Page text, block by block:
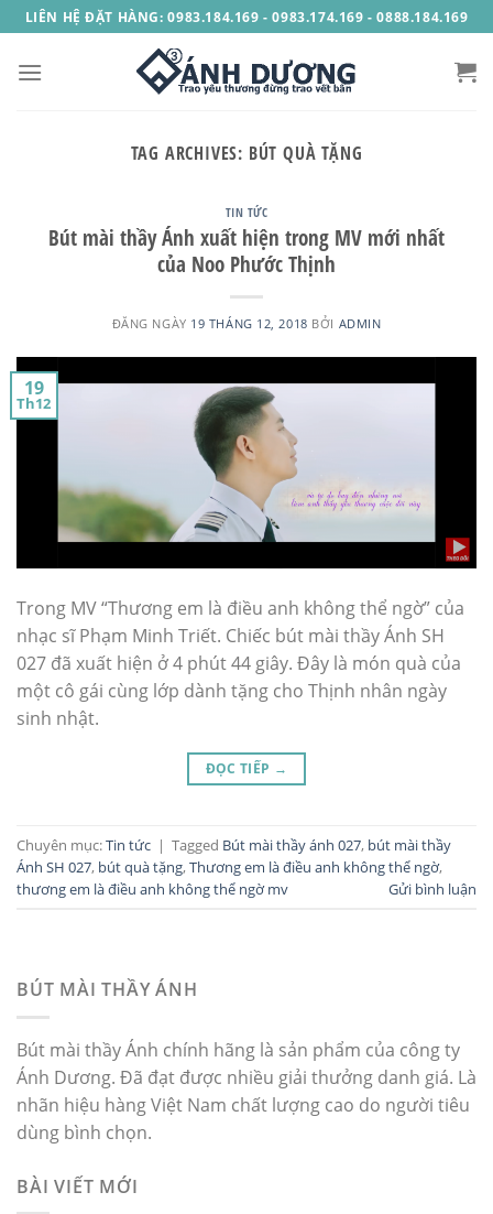
Skip
to
content
LIÊN HỆ ĐẶT HÀNG: 0983.184.169 - 0983.174.169 - 0888.184.169
TAG ARCHIVES: BÚT QUÀ TẶNG
TIN TỨC
Bút mài thầy Ánh xuất hiện trong MV mới nhất
của Noo Phước Thịnh
ĐĂNG NGÀY 19 THÁNG 12, 2018 BỞI ADMIN
19
Th12
Trong MV “Thương em là điều anh không thể ngờ” của
nhạc sĩ Phạm Minh Triết. Chiếc bút mài thầy Ánh SH
027 đã xuất hiện ở 4 phút 44 giây. Đây là món quà của
một cô gái cùng lớp dành tặng cho Thịnh nhân ngày
sinh nhật.
ĐỌC TIẾP →
Chuyên mục:Tin tức | Tagged Bút mài thầy ánh 027, bút mài thầy
Ánh SH 027, bút quà tặng,Thương em là điều anh không thể ngờ,
thương em là điều anh không thể ngờ mv
Gửi bình luận
BÚT MÀI THẦY ÁNH
Bút mài thầy Ánh chính hãng là sản phẩm của công ty
Ánh Dương. Đã đạt được nhiều giải thưởng danh giá. Là
nhãn hiệu hàng Việt Nam chất lượng cao do người tiêu
dùng bình chọn.
BÀI VIẾT MỚI